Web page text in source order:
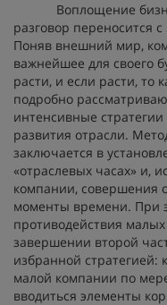
Воплощение
разговор переносится
Поняв внешний мир,
важнейшее для своего
расти, и если расти, то
подробно
интенсивные
развития отрасли.
заключается в
«отраслевых часах» и,
компании, совершения
моменты времени. При
противодействия
завершении второй
избранной стратегией:
малой компании по
вводиться элементы